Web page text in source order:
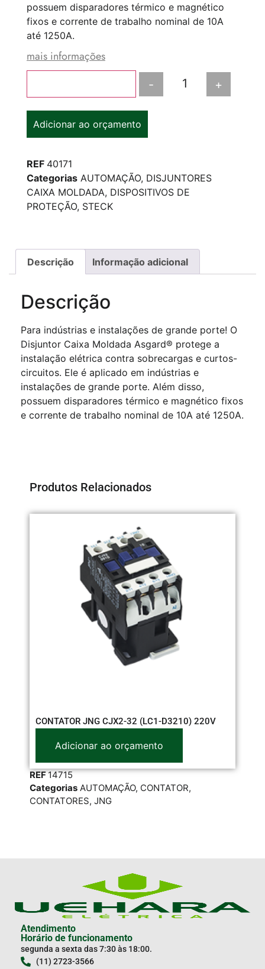
possuem disparadores térmico e magnético
fixos e corrente de trabalho nominal de 10A
até 1250A.
mais informações
- +
Adicionar ao orçamento
REF 40171
Categorias AUTOMAÇÃO, DISJUNTORES
CAIXA MOLDADA, DISPOSITIVOS DE
PROTEÇÃO, STECK
Descrição Informação adicional
Descrição
Para indústrias e instalações de grande porte! O
Disjuntor Caixa Moldada Asgard® protege a
instalação elétrica contra sobrecargas e curtos-
circuitos. Ele é aplicado em indústrias e
instalações de grande porte. Além disso,
possuem disparadores térmico e magnético fixos
e corrente de trabalho nominal de 10A até 1250A.
Produtos Relacionados
CONTATOR JNG CJX2-32 (LC1-D3210) 220V
Adicionar ao orçamento
REF14715
Categorias AUTOMAÇÃO, CONTATOR,
CONTATORES, JNG
Atendimento
Horário de funcionamento
segunda a sexta das 7:30 às 18:00.
(11) 2723-3566